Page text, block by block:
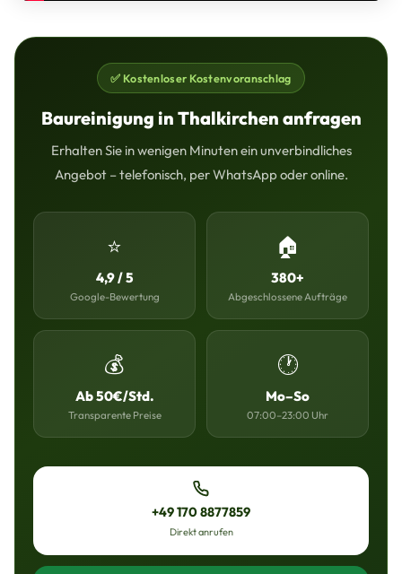
✅ Kostenloser Kostenvoranschlag
Baureinigung in Thalkirchen anfragen
Erhalten Sie in wenigen Minuten ein unverbindliches
Angebot – telefonisch, per WhatsApp oder online.
⭐
4,9 / 5
Google-Bewertung
🏠
380+
Abgeschlossene Aufträge
💰
Ab 50€/Std.
Transparente Preise
🕐
Mo–So
07:00–23:00 Uhr
+49 170 8877859
Direkt anrufen